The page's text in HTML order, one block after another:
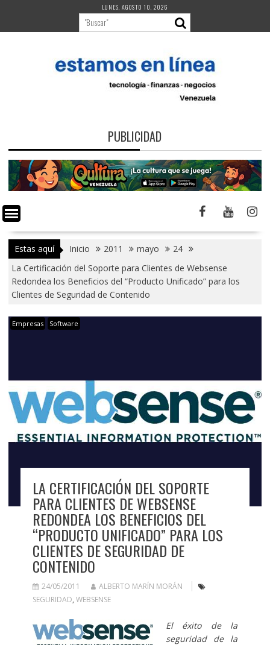
contenido
LUNES, AGOSTO 10, 2026
PUBLICIDAD
Estas aquí Inicio 2011 mayo
24
La Certificación del Soporte para Clientes de Websense
Redondea los Beneficios del “Producto Unificado” para los
Clientes de Seguridad de Contenido
Empresas Software
LA CERTIFICACIÓN DEL SOPORTE
PARA CLIENTES DE WEBSENSE
REDONDEA LOS BENEFICIOS DEL
“PRODUCTO UNIFICADO” PARA LOS
CLIENTES DE SEGURIDAD DE
CONTENIDO
24/05/2011
ALBERTO MARÍN MORÁN
SEGURIDAD, WEBSENSE
El éxito de la
seguridad de la